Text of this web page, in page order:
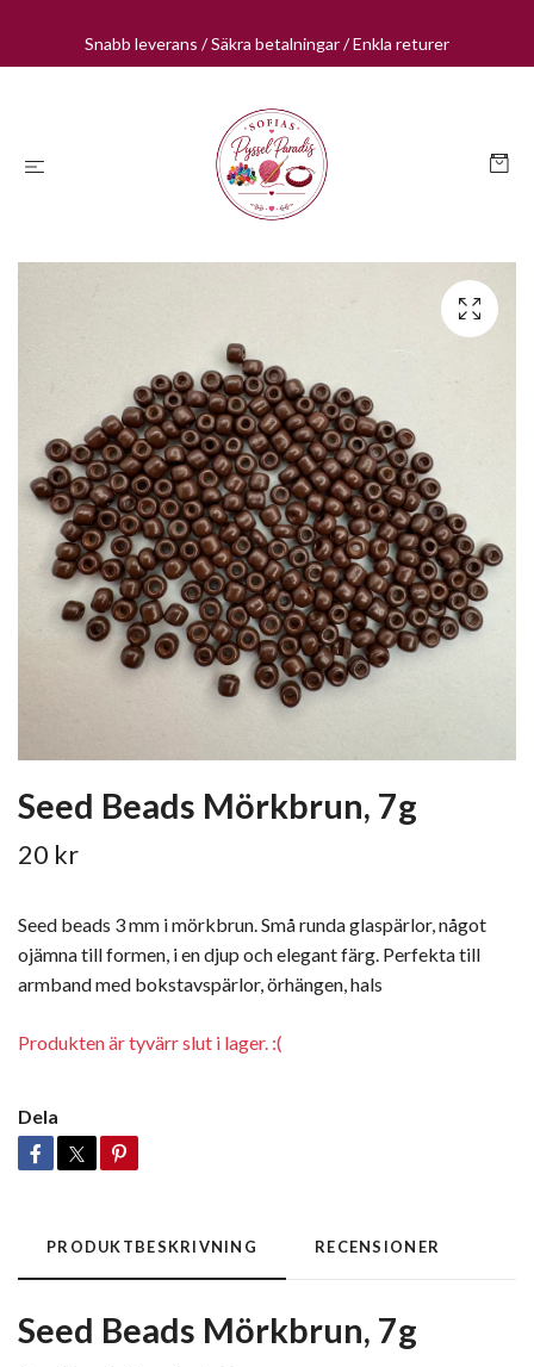
Snabb leverans / Säkra betalningar / Enkla returer
Seed Beads Mörkbrun, 7g
20 kr
Seed beads 3 mm i mörkbrun. Små runda glaspärlor, något
ojämna till formen, i en djup och elegant färg. Perfekta till
armband med bokstavspärlor, örhängen, hals
Produkten är tyvärr slut i lager. :(
Dela
PRODUKTBESKRIVNING RECENSIONER
Seed Beads Mörkbrun, 7g